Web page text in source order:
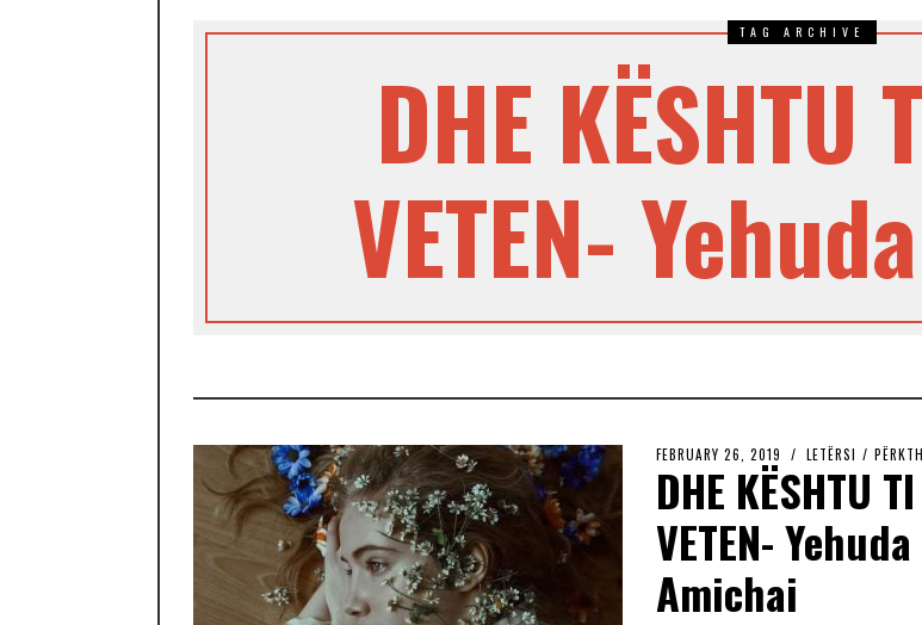
TAG ARCHIVE
DHE KËSHTU
VETEN-
FEBRUARY 26, 2019 LETËRSI /
DHE KËSHTU
VETEN- Yehuda
Amichai